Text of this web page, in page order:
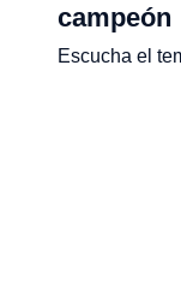
campeón
Escucha el